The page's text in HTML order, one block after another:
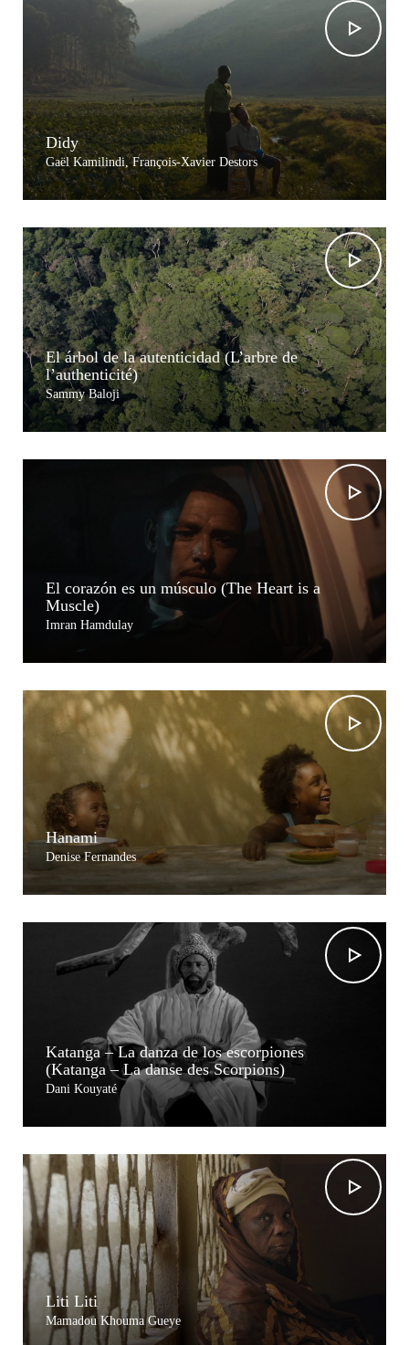
Didy
Gaël Kamilindi, François-Xavier Destors
El árbol de la autenticidad (L’arbre de
l’authenticité)
Sammy Baloji
El corazón es un músculo (The Heart is a
Muscle)
Imran Hamdulay
Hanami
Denise Fernandes
Katanga – La danza de los escorpiones
(Katanga – La danse des Scorpions)
Dani Kouyaté
Liti Liti
Mamadou Khouma Gueye